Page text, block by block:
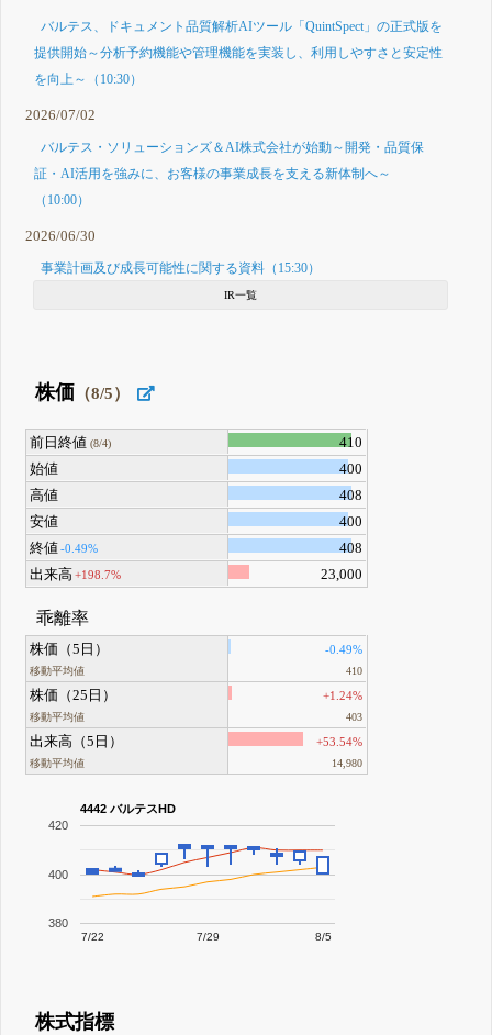
バルテス、ドキュメント品質解析AIツール「QuintSpect」の正式版を
提供開始～分析予約機能や管理機能を実装し、利用しやすさと安定性
を向上～（10:30）
2026/07/02
バルテス・ソリューションズ＆AI株式会社が始動～開発・品質保
証・AI活用を強みに、お客様の事業成長を支える新体制へ～
（10:00）
2026/06/30
事業計画及び成長可能性に関する資料（15:30）
IR一覧
株価 （8/5）
前日終値 (8/4)
410
始値
400
高値
408
安値
400
終値-0.49%
408
出来高 +198.7% 23,000
乖離率
株価（5日）
移動平均値
-0.49%
410
株価（25日）
移動平均値
+1.24%
403
出来高（5日）
移動平均値
+53.54%
14,980
4442 バルテスHD
7/22 7/29 8/5
380
400
420
株式指標